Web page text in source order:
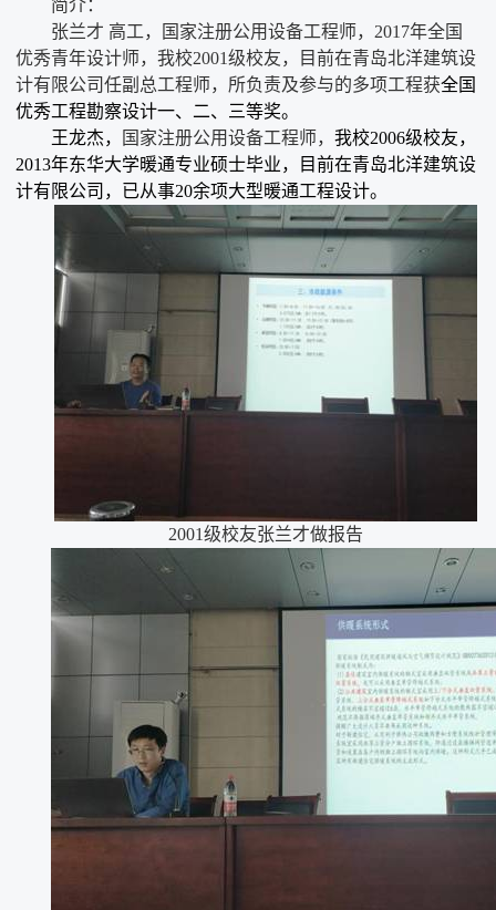
简介：
张兰才 高工，国家注册公用设备工程师， 201 7年全国
优秀青年设计师，我校2001级校友，目前在青岛北洋建筑设
计有限公司任副总工程师，所负责及参与的多项工程获全国
优秀工程勘察设计一、二、三等奖。
王龙杰，
国家注册公用设备工程师，我校2006级校友，
2013年东华大学暖通专业硕士毕业，目前在青岛北洋建筑设
计有限公司，已从事20余项大型暖通工程设计。
2001级校友张兰才做报告